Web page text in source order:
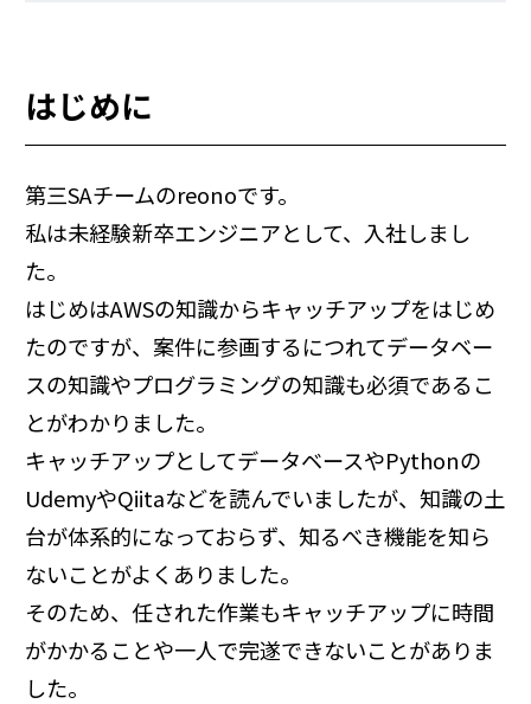
はじめに
第三SAチームのreonoです。
私は未経験新卒エンジニアとして、入社しまし
た。
はじめはAWSの知識からキャッチアップをはじめ
たのですが、案件に参画するにつれてデータベー
スの知識やプログラミングの知識も必須であるこ
とがわかりました。
キャッチアップとしてデータベースやPythonの
UdemyやQiitaなどを読んでいましたが、知識の土
台が体系的になっておらず、知るべき機能を知ら
ないことがよくありました。
そのため、任された作業もキャッチアップに時間
がかかることや一人で完遂できないことがありま
した。